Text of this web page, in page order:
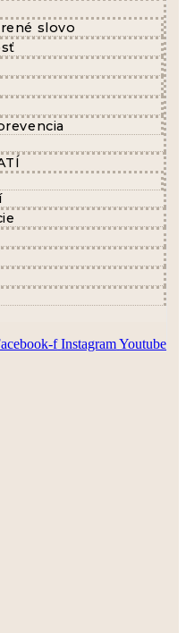
slovo
f InstagramYoutube